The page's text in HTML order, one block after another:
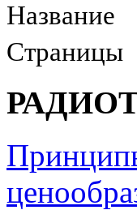
Название
Страницы